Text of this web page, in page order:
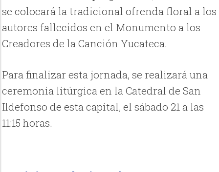
se colocará la tradicional ofrenda floral a los
autores fallecidos en el Monumento a los
Creadores de la Canción Yucateca.
Para finalizar esta jornada, se realizará una
ceremonia litúrgica en la Catedral de San
Ildefonso de esta capital, el sábado 21 a las
11:15 horas.